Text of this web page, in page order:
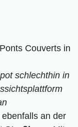
schlechthin in
an der